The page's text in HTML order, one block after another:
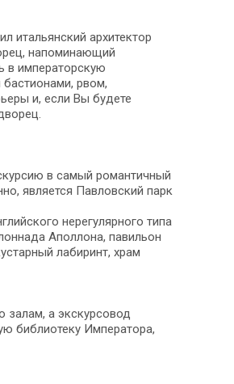
итальянский архитектор
напоминающий
в императорскую
рвом,
и, если Вы будете
в самый романтичный
является Павловский парк
нерегулярного типа
Аполлона, павильон
лабиринт, храм
залам, а экскурсовод
библиотеку Императора,